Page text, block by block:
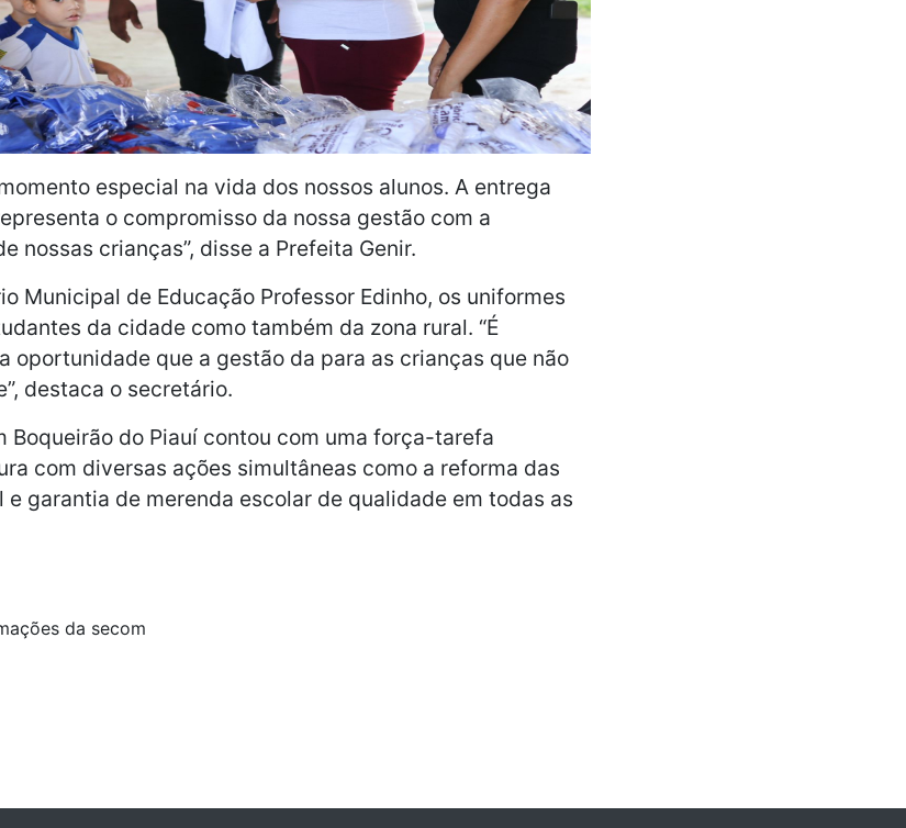
especial na vida dos nossos alunos. A entrega
ο compromisso da nossa gestão com a
nossas crianças”, disse a Prefeita Genir.
Municipal de Educação Professor Edinho, os uniformes
da cidade como também da zona rural. “É
oportunidade que a gestão da para as crianças que não
destaca o secretário.
Boqueirão do Piauí contou com uma força-tarefa
com diversas ações simultâneas como a reforma das
garantia de merenda escolar de qualidade em todas as
da secom